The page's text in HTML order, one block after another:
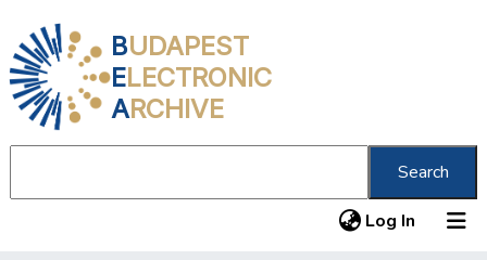
BUDAPEST
ELECTRONIC
ARCHIVE
Search
Log In (current)